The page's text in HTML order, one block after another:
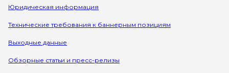
Юридическая информация
Технические требования к баннерным позициям
Выходные данные
Обзорные статьи и пресс-релизы